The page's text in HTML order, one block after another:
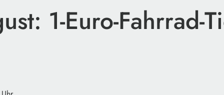
1-Euro-Fahrrad-